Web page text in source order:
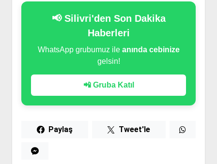
📢 Silivri'den Son Dakika
Haberleri
WhatsApp grubumuz ile anında cebinize
gelsin!
📲 Gruba Katıl
Paylaş Tweet'le